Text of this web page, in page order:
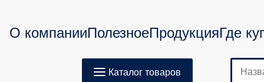
О компанииПолезноеПродукцияГде
Каталог товаров